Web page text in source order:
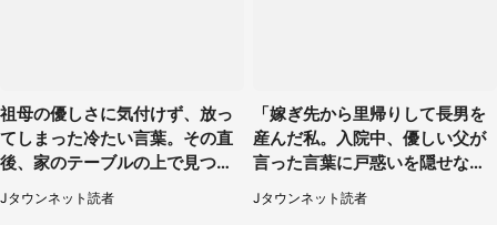
祖母の優しさに気付けず、放っ
てしまった冷たい言葉。その直
後、家のテーブルの上で見つけ
たものは（福岡県・30代女性）
Jタウンネット読者
「嫁ぎ先から里帰りして長男を
産んだ私。入院中、優しい父が
言った言葉に戸惑いを隠せな
い」（兵庫県・50代女性）
Jタウンネット読者